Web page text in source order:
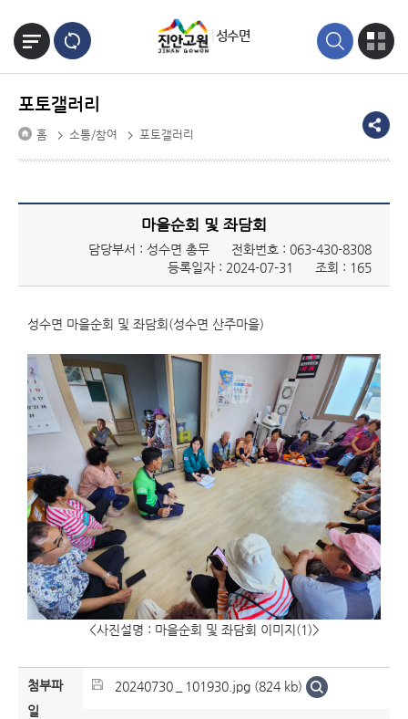
성수면
포토갤러리
홈 소통/참여 포토갤러리
마을순회 및 좌담회
담당부서 : 성수면 총무 전화번호 : 063-430-8308
등록일자 : 2024-07-31
조회 : 165
성수면 마을순회 및 좌담회(성수면 산주마을)
<사진설명 : 마을순회 및 좌담회 이미지(1)>
첨부파
일
20240730＿101930.jpg (824 kb)